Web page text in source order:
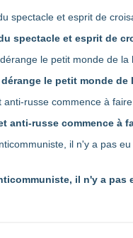
spectacle et esprit de
le petit monde
anti-russe commence à
il n'y a pas